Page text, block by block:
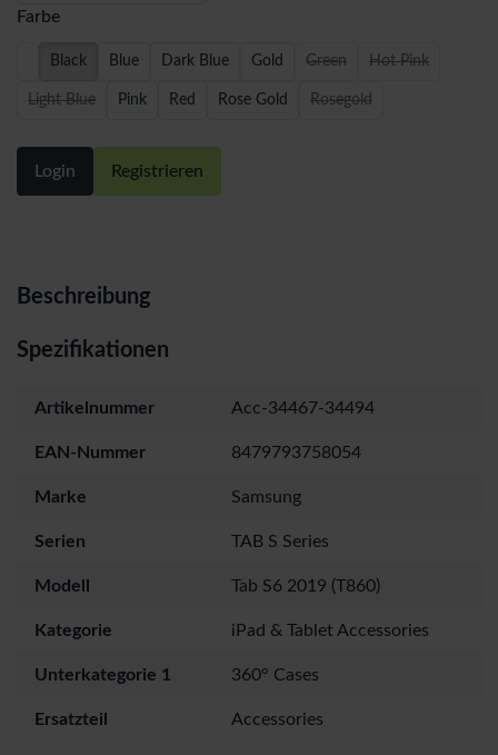
Farbe
Black Blue Dark Blue Gold Green Hot Pink
Light Blue Pink Red Rose Gold Rosegold
Login Registrieren
Beschreibung
Spezifikationen
Artikelnummer Acc-34467-34494
EAN-Nummer 8479793758054
Marke Samsung
Serien TAB S Series
Modell Tab S6 2019 (T860)
Kategorie iPad & Tablet Accessories
Unterkategorie 1 360° Cases
Ersatzteil Accessories